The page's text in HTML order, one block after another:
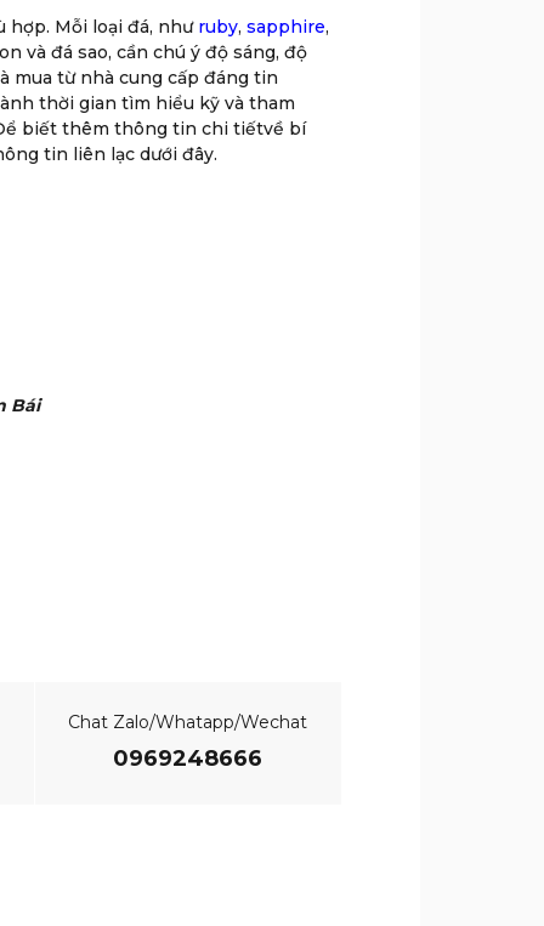
hợp. Mỗi loại đá, nhưruby, sapphire,
và đá sao, cần chú ý độ sáng, độ
mua từ nhà cung cấp đáng tin
thời gian tìm hiểu kỹ và tham
biết thêm thông tin chi tiếtvề bí
tin liên lạc dưới đây.
Bái
Chat Zalo/Whatapp/Wechat
0969248666